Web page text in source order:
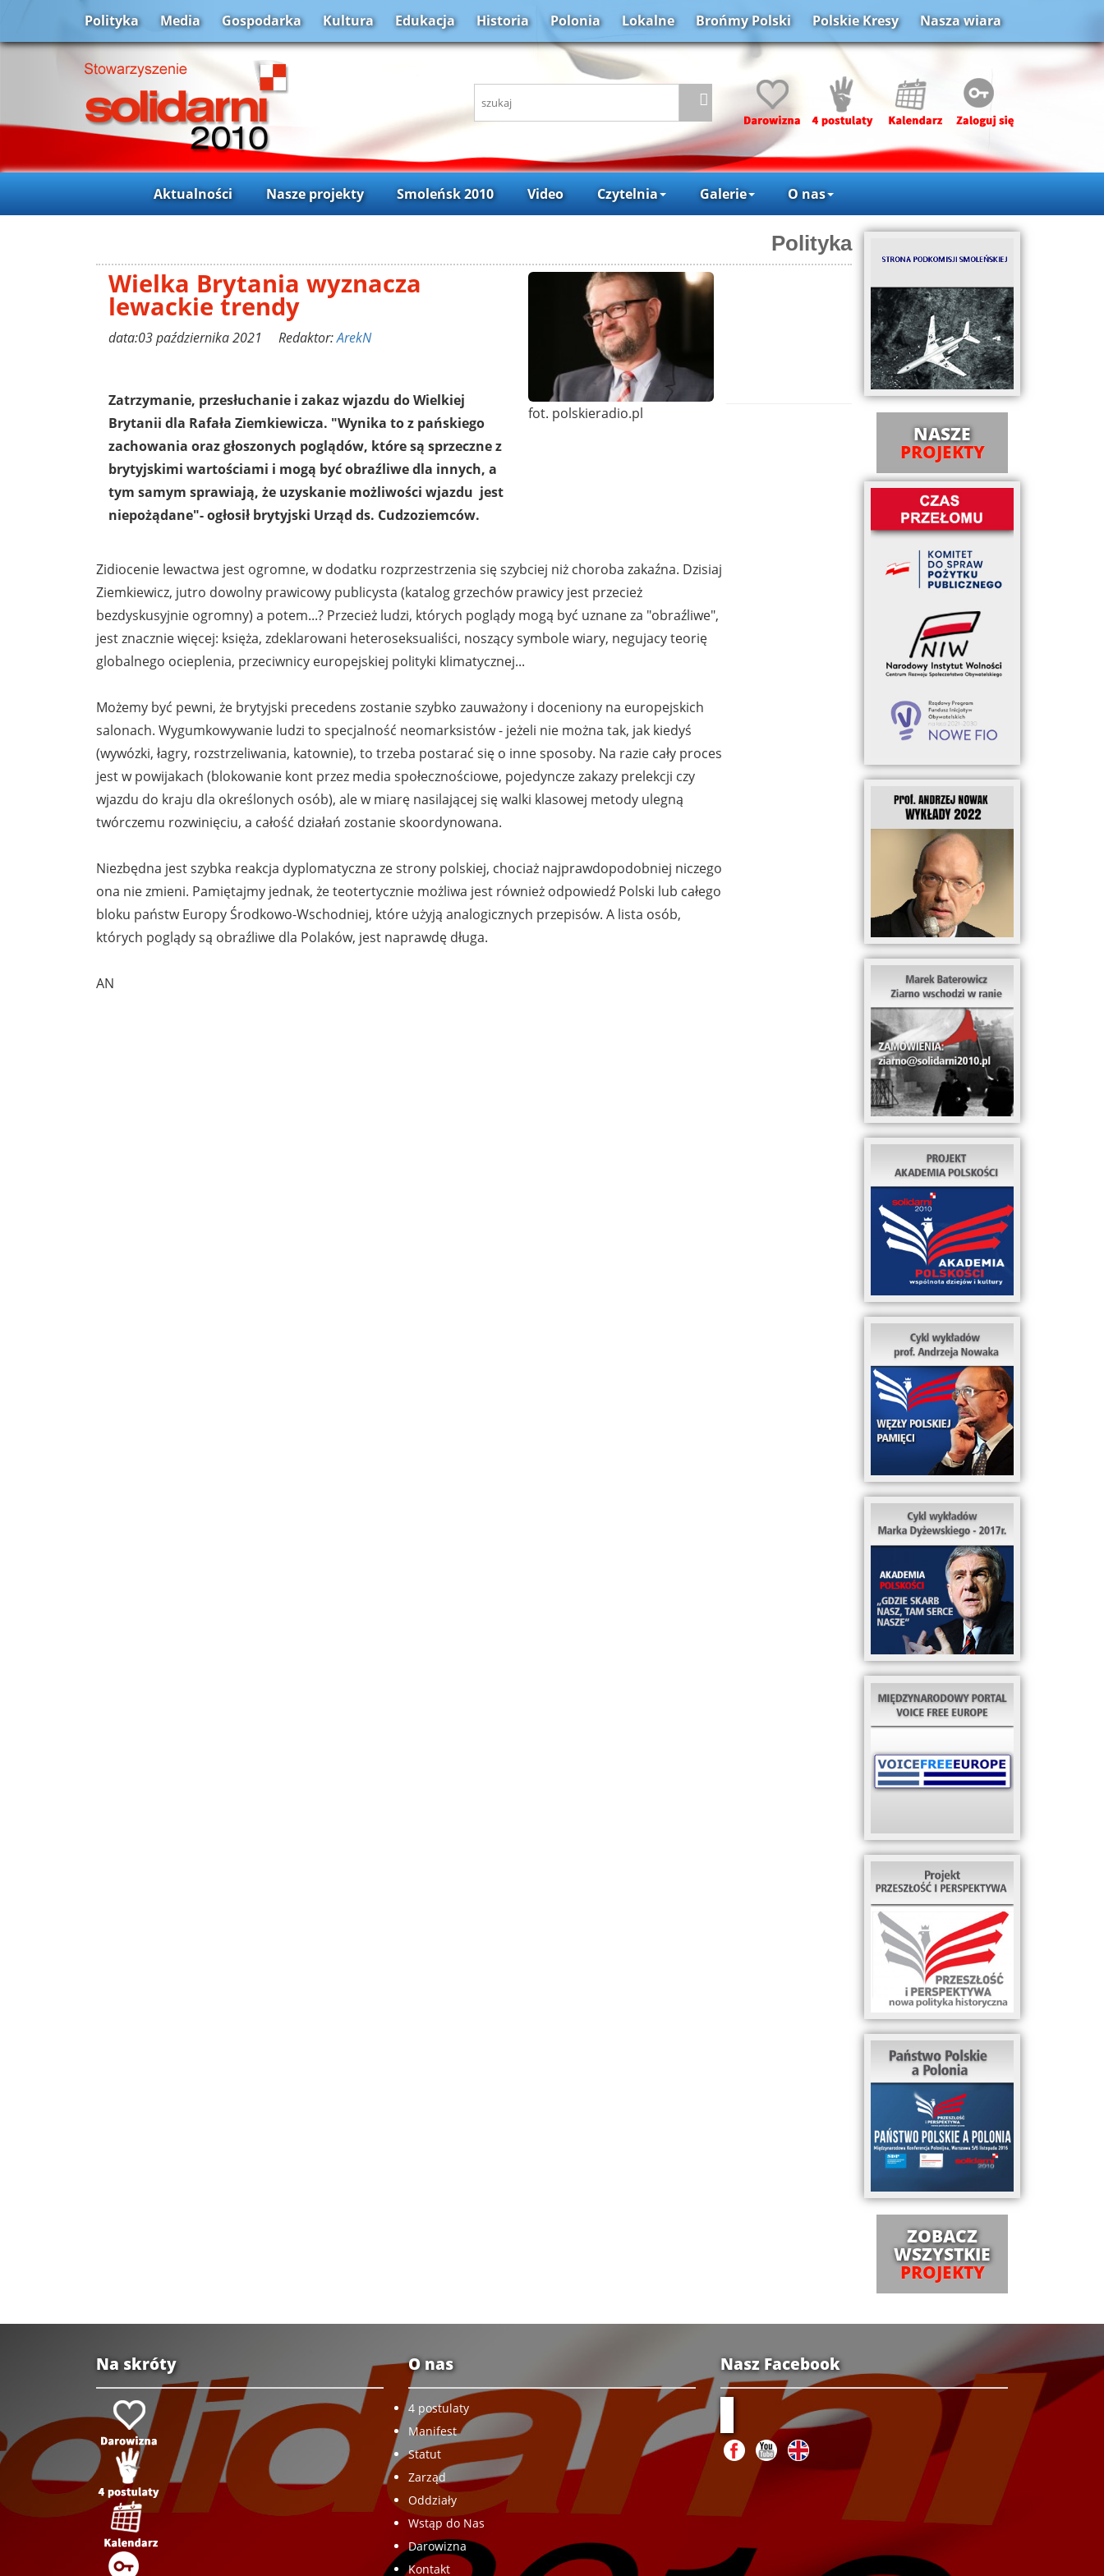
Polityka Media Gospodarka Kultura Edukacja Historia Polonia Lokalne Brońmy Polski Polskie Kresy Nasza wiara
Aktualności Nasze projekty Smoleńsk 2010 Video Czytelnia Galerie O nas
Polityka
Wielka Brytania wyznacza
lewackie trendy
data:03 października 2021 Redaktor:ArekN
Zatrzymanie, przesłuchanie i zakaz wjazdu do Wielkiej
Brytanii dla Rafała Ziemkiewicza. "Wynika to z pańskiego
zachowania oraz głoszonych poglądów, które są sprzeczne z
brytyjskimi wartościami i mogą być obraźliwe dla innych, a
tym samym sprawiają, że uzyskanie możliwości wjazdu jest
niepożądane"- ogłosił brytyjski Urząd ds. Cudzoziemców.
fot. polskieradio.pl
Zidiocenie lewactwa jest ogromne, w dodatku rozprzestrzenia się szybciej niż choroba zakaźna. Dzisiaj
Ziemkiewicz, jutro dowolny prawicowy publicysta (katalog grzechów prawicy jest przecież
bezdyskusyjnie ogromny) a potem...? Przecież ludzi, których poglądy mogą być uznane za "obraźliwe",
jest znacznie więcej: księża, zdeklarowani heteroseksualiści, noszący symbole wiary, negujacy teorię
globalnego ocieplenia, przeciwnicy europejskiej polityki klimatycznej...
Możemy być pewni, że brytyjski precedens zostanie szybko zauważony i doceniony na europejskich
salonach. Wygumkowywanie ludzi to specjalność neomarksistów - jeżeli nie można tak, jak kiedyś
(wywózki, łagry, rozstrzeliwania, katownie), to trzeba postarać się o inne sposoby. Na razie cały proces
jest w powijakach (blokowanie kont przez media społecznościowe, pojedyncze zakazy prelekcji czy
wjazdu do kraju dla określonych osób), ale w miarę nasilającej się walki klasowej metody ulegną
twórczemu rozwinięciu, a całość działań zostanie skoordynowana.
Niezbędna jest szybka reakcja dyplomatyczna ze strony polskiej, chociaż najprawdopodobniej niczego
ona nie zmieni. Pamiętajmy jednak, że teotertycznie możliwa jest również odpowiedź Polski lub całego
bloku państw Europy Środkowo-Wschodniej, które użyją analogicznych przepisów. A lista osób,
których poglądy są obraźliwe dla Polaków, jest naprawdę długa.
AN
NASZE
PROJEKTY
ZOBACZ
WSZYSTKIE
PROJEKTY
Na skróty O nas
4 postulaty
Manifest
Statut
Zarząd
Oddziały
Wstąp do Nas
Darowizna
Kontakt
Nasz Facebook